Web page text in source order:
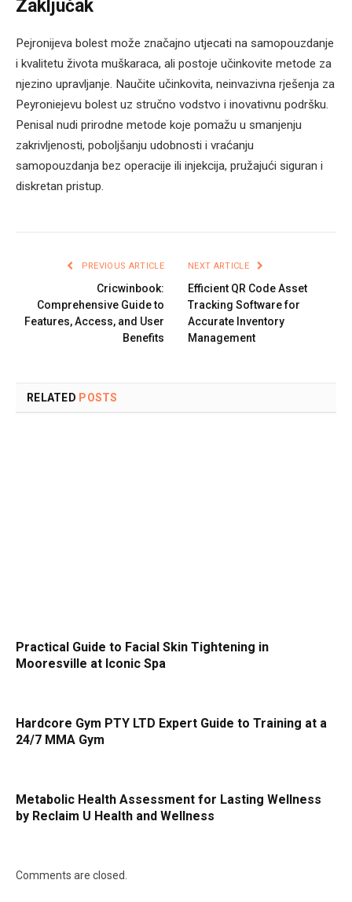
Zaključak
Pejronijeva bolest može značajno utjecati na samopouzdanje
i kvalitetu života muškaraca, ali postoje učinkovite metode za
njezino upravljanje. Naučite učinkovita, neinvazivna rješenja za
Peyroniejevu bolest uz stručno vodstvo i inovativnu podršku.
Penisal nudi prirodne metode koje pomažu u smanjenju
zakrivljenosti, poboljšanju udobnosti i vraćanju
samopouzdanja bez operacije ili injekcija, pružajući siguran i
diskretan pristup.
PREVIOUS ARTICLE
Cricwinbook:
Comprehensive Guide to
Features, Access, and User
Benefits
NEXT ARTICLE
Efficient QR Code Asset
Tracking Software for
Accurate Inventory
Management
RELATED POSTS
Practical Guide to Facial Skin Tightening in
Mooresville at Iconic Spa
Hardcore Gym PTY LTD Expert Guide to Training at a
24/7 MMA Gym
Metabolic Health Assessment for Lasting Wellness
by Reclaim U Health and Wellness
Comments are closed.